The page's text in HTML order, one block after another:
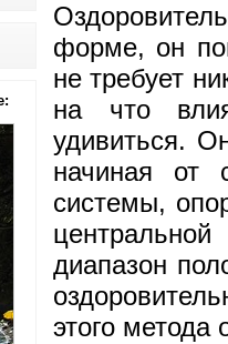
форме, он
не требует
на что
удивиться.
начиная от
системы,
диапазон
этого метода